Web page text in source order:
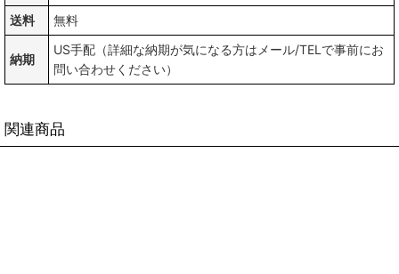
送料 無料
納期
US手配（詳細な納期が気になる方はメール/TELで事前にお
問い合わせください）
関連商品